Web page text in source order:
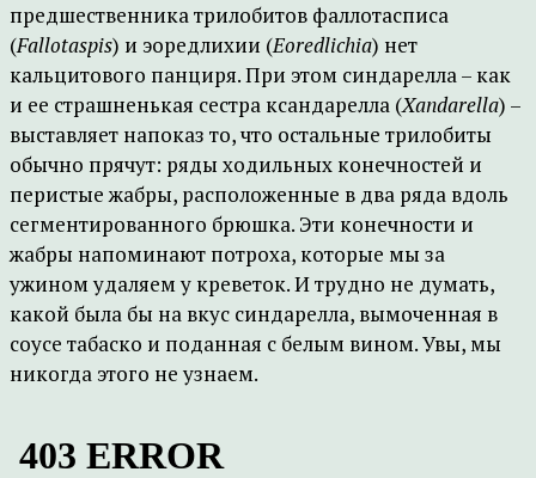
предшественника трилобитов фаллотасписа
(Fallotaspis) и эоредлихии (Eoredlichia) нет
кальцитового панциря. При этом синдарелла – как
и ее страшненькая сестра ксандарелла (Xandarella) –
выставляет напоказ то, что остальные трилобиты
обычно прячут: ряды ходильных конечностей и
перистые жабры, расположенные в два ряда вдоль
сегментированного брюшка. Эти конечности и
жабры напоминают потроха, которые мы за
ужином удаляем у креветок. И трудно не думать,
какой была бы на вкус синдарелла, вымоченная в
соусе табаско и поданная с белым вином. Увы, мы
никогда этого не узнаем.